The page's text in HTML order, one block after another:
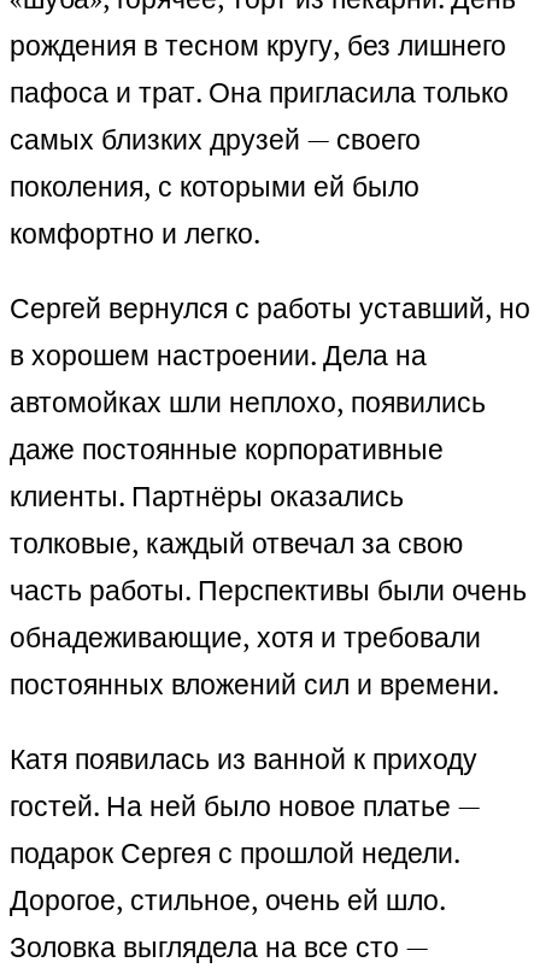
рождения в тесном кругу, без лишнего
пафоса и трат. Она пригласила только
самых близких друзей — своего
поколения, с которыми ей было
комфортно и легко.
Сергей вернулся с работы уставший, но
в хорошем настроении. Дела на
автомойках шли неплохо, появились
даже постоянные корпоративные
клиенты. Партнёры оказались
толковые, каждый отвечал за свою
часть работы. Перспективы были очень
обнадеживающие, хотя и требовали
постоянных вложений сил и времени.
Катя появилась из ванной к приходу
гостей. На ней было новое платье —
подарок Сергея с прошлой недели.
Дорогое, стильное, очень ей шло.
Золовка выглядела на все сто —